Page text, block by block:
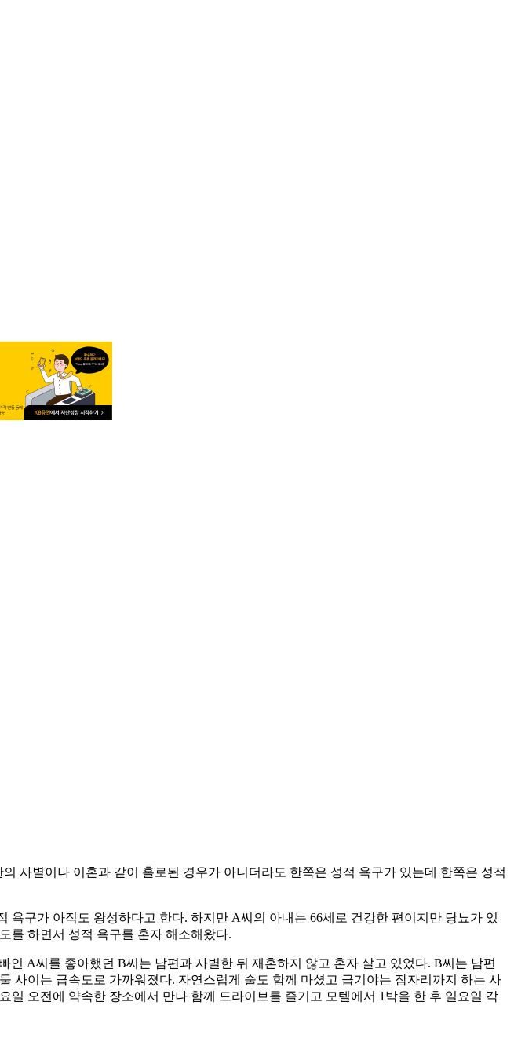
사별이나 이혼과 같이 홀로된 경우가 아니더라도 한쪽은 성적 욕구가 있는데 한쪽은 성적
구가 아직도 왕성하다고 한다. 하지만 A씨의 아내는 66세로 건강한 편이지만 당뇨가 있
를 하면서 성적 욕구를 혼자 해소해왔다.
A씨를 좋아했던 B씨는 남편과 사별한 뒤 재혼하지 않고 혼자 살고 있었다. B씨는 남편
사이는 급속도로 가까워졌다. 자연스럽게 술도 함께 마셨고 급기야는 잠자리까지 하는 사
오전에 약속한 장소에서 만나 함께 드라이브를 즐기고 모텔에서 1박을 한 후 일요일 각